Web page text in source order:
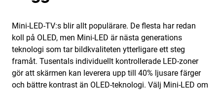
Mini-LED-TV:s blir allt populärare. De flesta har redan
koll på OLED, men Mini-LED är nästa generations
teknologi som tar bildkvaliteten ytterligare ett steg
framåt. Tusentals individuellt kontrollerade LED-zoner
gör att skärmen kan leverera upp till 40% ljusare färger
och bättre kontrast än OLED-teknologi. Välj Mini-LED om